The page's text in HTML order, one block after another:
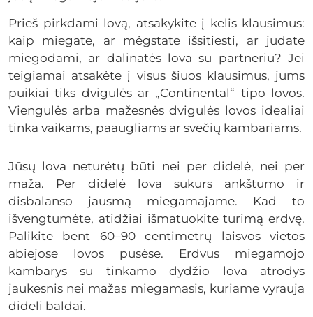
Prieš pirkdami lovą, atsakykite į kelis klausimus:
kaip miegate, ar mėgstate išsitiesti, ar judate
miegodami, ar dalinatės lova su partneriu? Jei
teigiamai atsakėte į visus šiuos klausimus, jums
puikiai tiks dvigulės ar „Continental“ tipo lovos.
Viengulės arba mažesnės dvigulės lovos idealiai
tinka vaikams, paaugliams ar svečių kambariams.
Jūsų lova neturėtų būti nei per didelė, nei per
maža. Per didelė lova sukurs ankštumo ir
disbalanso jausmą miegamajame. Kad to
išvengtumėte, atidžiai išmatuokite turimą erdvę.
Palikite bent 60–90 centimetrų laisvos vietos
abiejose lovos pusėse. Erdvus miegamojo
kambarys su tinkamo dydžio lova atrodys
jaukesnis nei mažas miegamasis, kuriame vyrauja
dideli baldai.